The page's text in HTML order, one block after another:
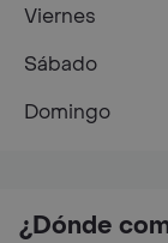
¿Dónde
Viernes
Sábado
Domingo